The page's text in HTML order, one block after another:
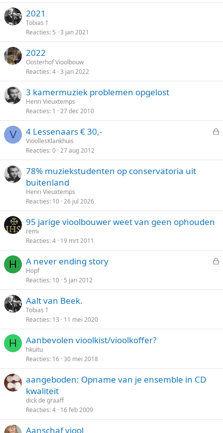
2021
Tobias †
Reacties 5 3 jan 2021
2022
Oosterhof Vioolbouw
Reacties 4 3 jan 2022
3 kamermuziek problemen opgelost
Henri Vieuxtemps
Reacties 1 27 dec 2010
V
l
4 Lessenaars € 30,-
VioollesKlankhuis
Reacties 0 27 aug 2012
78% muziekstudenten op conservatoria uit
buitenland
Henri Vieuxtemps
Reacties 10 26 jul 2026
95 jarige vioolbouwer weet van geen ophouden
remi
Reacties 4 19 mrt 2011
H
l
A never ending story
Hopf
Reacties 10 5 jan 2012
Aalt van Beek.
Tobias †
Reacties 13 11 mei 2020
H Aanbevolen vioolkist/vioolkoffer?
hkuitu
Reacties 16 30 mei 2018
aangeboden: Opname van je ensemble in CD
kwaliteit
dick de graaff
Reacties 4 16 feb 2009
Aanschaf viool